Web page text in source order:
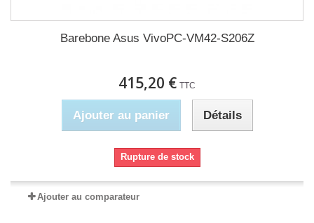
Barebone Asus VivoPC-VM42-S206Z
415,20 € TTC
Ajouter au panier Détails
Rupture de stock
Ajouter au comparateur